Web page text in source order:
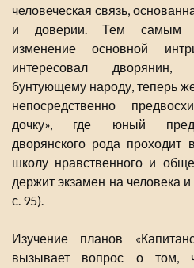
человеческая связь,
и доверии. Тем самым
изменение основной
интересовал дворянин,
бунтующему народу, теперь
непосредственно
дочку», где юный
дворянского рода проходит
школу нравственного и
держит экзамен на человека
с. 95).
Изучение планов
вызывает вопрос о том,